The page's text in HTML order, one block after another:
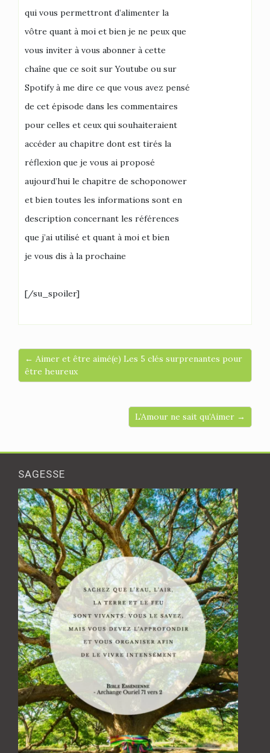
qui vous permettront d’alimenter la
vôtre quant à moi et bien je ne peux que
vous inviter à vous abonner à cette
chaîne que ce soit sur Youtube ou sur
Spotify à me dire ce que vous avez pensé
de cet épisode dans les commentaires
pour celles et ceux qui souhaiteraient
accéder au chapitre dont est tirés la
réflexion que je vous ai proposé
aujourd’hui le chapitre de schoponower
et bien toutes les informations sont en
description concernant les références
que j’ai utilisé et quant à moi et bien
je vous dis à la prochaine
[/su_spoiler]
← Aimer et être aimé(e) Les 5 clés surprenantes pour
être heureux
L’Amour ne sait qu’Aimer →
SAGESSE